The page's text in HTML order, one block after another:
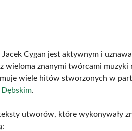
Jacek Cygan jest aktywnym i
wieloma znanymi twórcami
wiele hitów stworzonych w
.
utworów, które wykonywały